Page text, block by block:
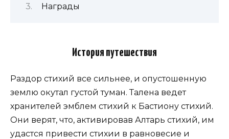
Награды
История путешествия
Раздор стихий все сильнее, и опустошенную
землю окутал густой туман. Талена ведет
хранителей эмблем стихий к Бастиону стихий.
Они верят, что, активировав Алтарь стихий, им
удастся привести стихии в равновесие и